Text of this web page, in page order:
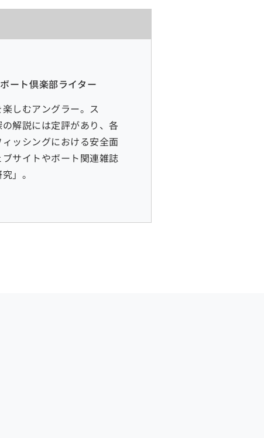
ート倶楽部ライター
しむアングラー。ス
解説には定評があり、各
ッシングにおける安全面
サイトやボート関連雑誌
」。